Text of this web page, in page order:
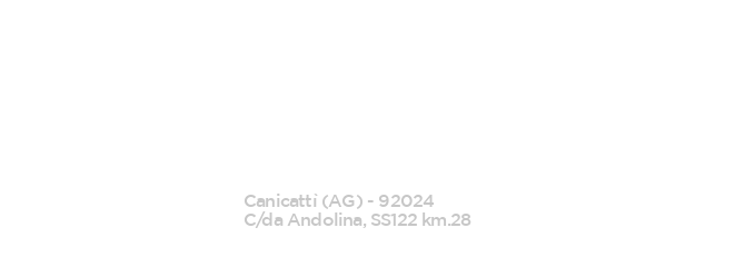
Canicattì (AG) - 92024
C/da Andolina, SS122 km.28